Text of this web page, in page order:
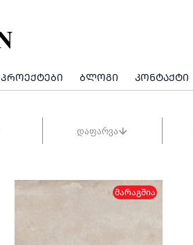
ᲞᲠᲝᲔᲥᲢᲔᲑᲘ ᲑᲚᲝᲒᲘ ᲙᲝᲜᲢᲐᲥᲢᲘ
დაფარვა
ᲛᲐᲠᲐᲒᲨᲘᲐ